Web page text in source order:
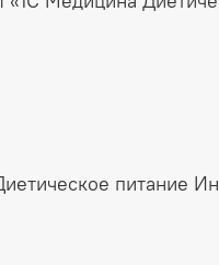
питание